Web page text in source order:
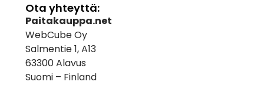
Ota yhteyttä:
Paitakauppa.net
WebCube Oy
Salmentie 1, A13
63300 Alavus
Suomi – Finland